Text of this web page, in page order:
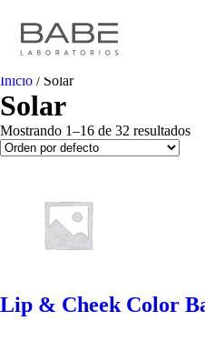
Inicio / Solar
Solar
Mostrando 1–16 de 32 resultados
Lip & Cheek Color